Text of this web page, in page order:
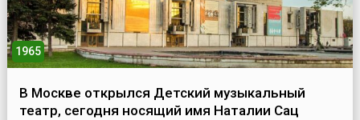
1965
В Москве открылся Детский музыкальный
театр, сегодня носящий имя Наталии Сац